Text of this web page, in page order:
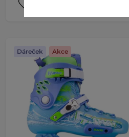
Dáreček Akce